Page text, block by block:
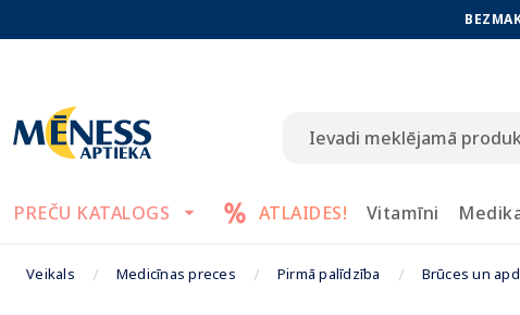
PREČU KATALOGS ATLAIDES! Vitamīni
Veikals Medicīnas preces Pirmā palīdzība Brūces un